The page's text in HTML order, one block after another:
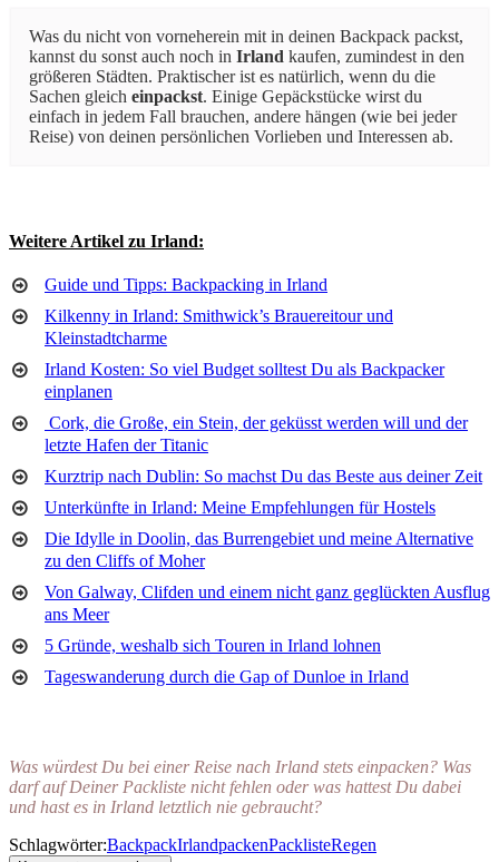
Was du nicht von vorneherein mit in deinen Backpack packst,
kannst du sonst auch noch in Irland kaufen, zumindest in den
größeren Städten. Praktischer ist es natürlich, wenn du die
Sachen gleich einpackst. Einige Gepäckstücke wirst du
einfach in jedem Fall brauchen, andere hängen (wie bei jeder
Reise) von deinen persönlichen Vorlieben und Interessen ab.
Weitere Artikel zu Irland:
Guide und Tipps: Backpacking in Irland
Kilkenny in Irland: Smithwick’s Brauereitour und
Kleinstadtcharme
Irland Kosten: So viel Budget solltest Du als Backpacker
einplanen
Cork, die Große, ein Stein, der geküsst werden will und der
letzte Hafen der Titanic
Kurztrip nach Dublin: So machst Du das Beste aus deiner Zeit
Unterkünfte in Irland: Meine Empfehlungen für Hostels
Die Idylle in Doolin, das Burrengebiet und meine Alternative
zu den Cliffs of Moher
Von Galway, Clifden und einem nicht ganz geglückten Ausflug
ans Meer
5 Gründe, weshalb sich Touren in Irland lohnen
Tageswanderung durch die Gap of Dunloe in Irland
Was würdest Du bei einer Reise nach Irland stets einpacken? Was
darf auf Deiner Packliste nicht fehlen oder was hattest Du dabei
und hast es in Irland letztlich nie gebraucht?
Schlagwörter:BackpackIrlandpackenPacklisteRegen